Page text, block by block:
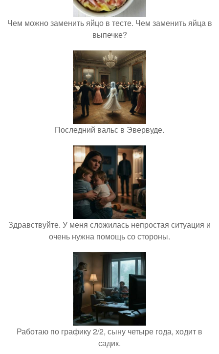
Чем можно заменить яйцо в тесте. Чем заменить яйца в
выпечке?
Последний вальс в Эвервуде.
Здравствуйте. У меня сложилась непростая ситуация и
очень нужна помощь со стороны.
Работаю по графику 2/2, сыну четыре года, ходит в
садик.